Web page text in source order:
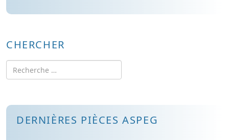
CHERCHER
Rechercher
DERNIÈRES PIÈCES ASPEG